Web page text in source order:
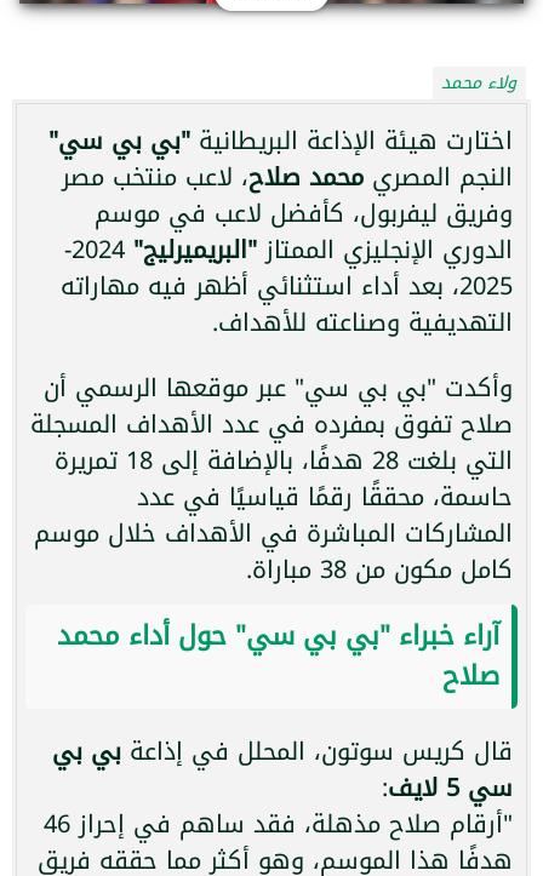
ولاء محمد
اختارت هيئة الإذاعة البريطانية "بي بي سي"
النجم المصري محمد صلاح، لاعب منتخب مصر
وفريق ليفربول، كأفضل لاعب في موسم
الدوري الإنجليزي الممتاز "البريميرليج" 2024-
2025، بعد أداء استثنائي أظهر فيه مهاراته
التهديفية وصناعته للأهداف.
وأكدت "بي بي سي" عبر موقعها الرسمي أن
صلاح تفوق بمفرده في عدد الأهداف المسجلة
التي بلغت 28 هدفًا، بالإضافة إلى 18 تمريرة
حاسمة، محققًا رقمًا قياسيًا في عدد
المشاركات المباشرة في الأهداف خلال موسم
كامل مكون من 38 مباراة.
آراء خبراء "بي بي سي" حول أداء محمد
صلاح
قال كريس سوتون، المحلل في إذاعة بي بي
سي 5 لايف :
"أرقام صلاح مذهلة، فقد ساهم في إحراز 46
هدفًا هذا الموسم، وهو أكثر مما حققه فريق